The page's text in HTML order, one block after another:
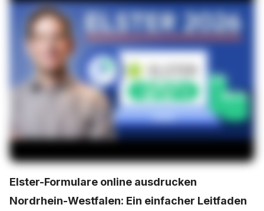
Elster-Formulare online ausdrucken
Nordrhein-Westfalen: Ein einfacher Leitfaden